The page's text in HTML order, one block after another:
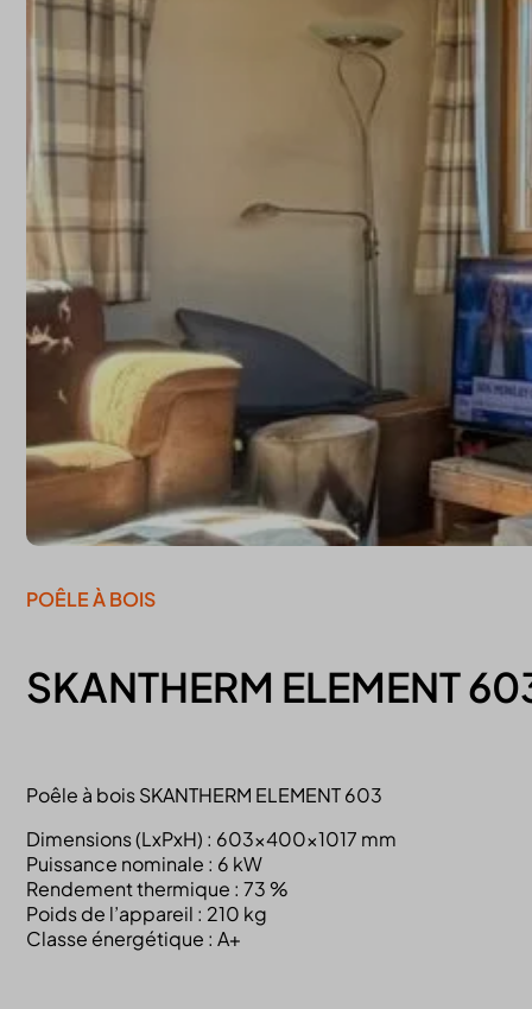
SKANTHERM ELEMENT
POÊLE À BOIS
Poêle à bois SKANTHERM ELEMENT 603
Dimensions (LxPxH) : 603x400x1017 mm
Puissance nominale : 6 kW
Rendement thermique : 73 %
Poids de l’appareil : 210 kg
Classe énergétique : A+